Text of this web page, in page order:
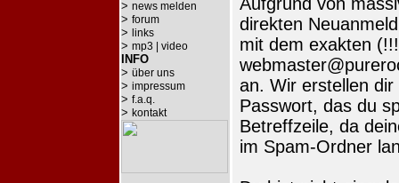
> news melden
> forum
> links
> mp3 | video
INFO
> über uns
> impressum
> f.a.q.
> kontakt
direkten
mit dem exakten
an. Wir erstellen
Passwort, das du
Betreffzeile, da
im Spam-Ordner